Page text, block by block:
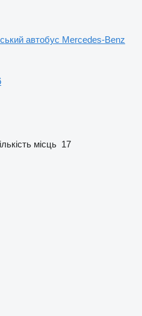
автобус Mercedes-Benz
місць 17